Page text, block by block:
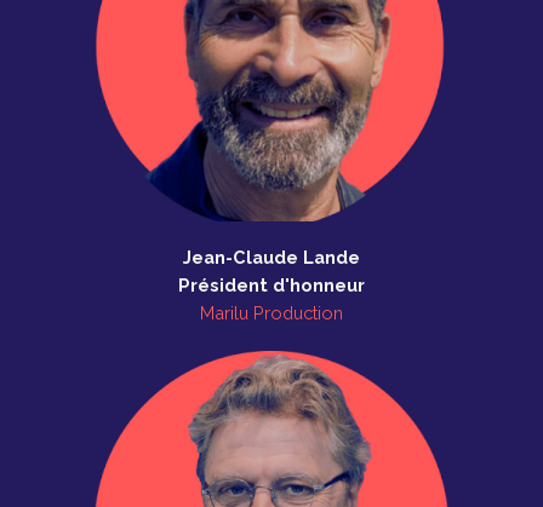
Jean-Claude Lande
Président d'honneur
Marilu Production